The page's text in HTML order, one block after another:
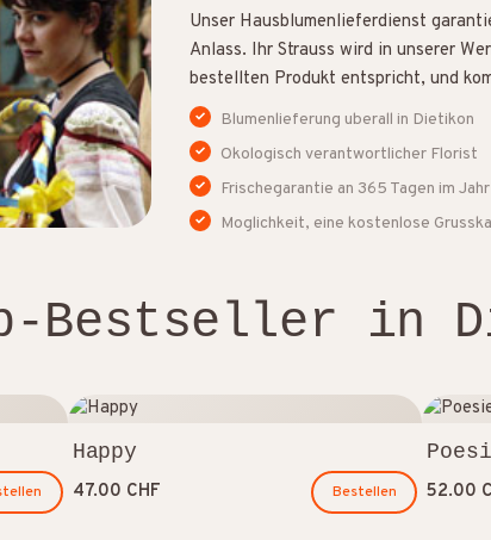
Unser Hausblumenlieferdienst
Anlass. Ihr Strauss wird in unserer
bestellten Produkt entspricht, und
Blumenlieferung uberall in Dietikon
Okologisch verantwortlicher Florist
Frischegarantie an 365 Tagen im Jahr
Moglichkeit, eine kostenlose
Bestseller in
Happy
47.00 CHF Bestellen 52.00